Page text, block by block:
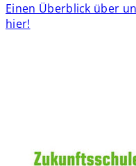
Einen Überblick über
hier!